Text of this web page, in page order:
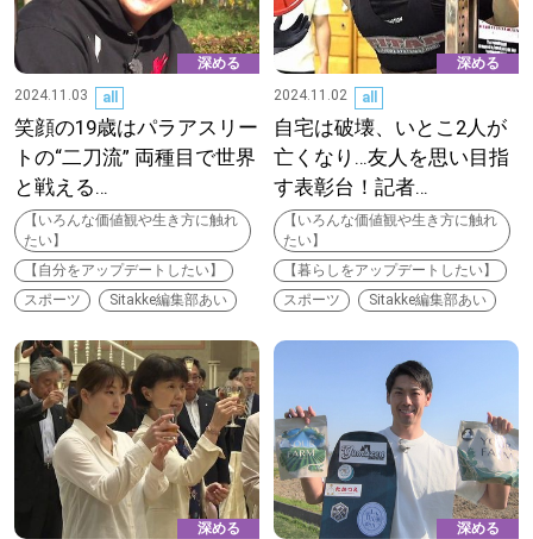
Sitakke編集部あい
【いろんな価値観や生き方に触れたい】
Sitakke編集部 IKU
【暮らしの知恵を身につけたい】
【まったり楽しみたい】 札幌市
【札幌のお気に入りを見つけたい】
【道央のお気に入りを見つけたい】
【道北のお気に入りを見つけたい】
【道東のお気に入りを見つけたい】
深める
2024.11.03
all
笑顔の19歳はパラアスリー
トの“二刀流” 両種目で世界
と戦える…
【いろんな価値観や生き方に触れ
たい】
【自分をアップデートしたい】
スポーツ
Sitakke編集部あい
深める
2024.11.02
all
自宅は破壊、いとこ2人が
亡くなり…友人を思い目指
す表彰台！記者…
【いろんな価値観や生き方に触れ
たい】
【暮らしをアップデートしたい】
スポーツ
Sitakke編集部あい
深める
深める